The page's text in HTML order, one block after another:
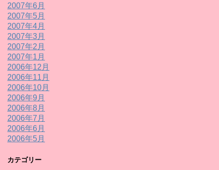
2007年6月
2007年5月
2007年4月
2007年3月
2007年2月
2007年1月
2006年12月
2006年11月
2006年10月
2006年9月
2006年8月
2006年7月
2006年6月
2006年5月
カテゴリー